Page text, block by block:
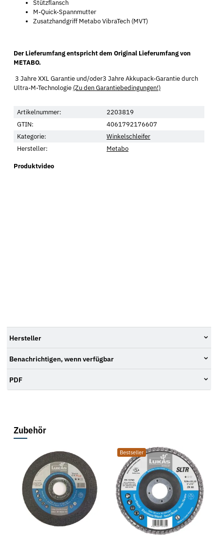
Stützflansch
M-Quick-Spannmutter
Zusatzhandgriff Metabo VibraTech (MVT)
Der Lieferumfang entspricht dem Original Lieferumfang von
METABO.
3 Jahre XXL Garantie und/oder3 Jahre Akkupack-Garantie durch
Ultra-M-Technologie (Zu den Garantiebedingungen!)
Artikelnummer:
2203819
GTIN:
4061792176607
Kategorie:
Winkelschleifer
Hersteller:
Metabo
Produktvideo
Hersteller
Benachrichtigen, wenn verfügbar
PDF
Zubehör
Bestseller